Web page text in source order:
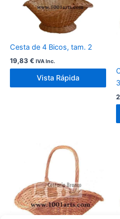
Cesta de 4 Bicos, tam. 2
19,83 € IVA Inc.
Vista Rápida
3